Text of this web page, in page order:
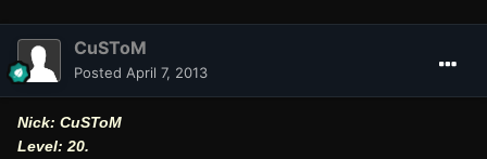
CuSToM
Posted April 7, 2013
Nick: CuSToM
Level: 20.